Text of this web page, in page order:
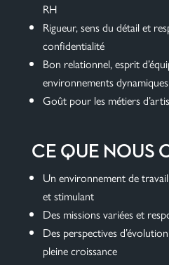
RH
Rigueur, sens du détail et
confidentialité
Bon relationnel, esprit
environnements
Goût pour les métiers
CE QUE NOUS
Un environnement de
et stimulant
Des missions variées et
Des perspectives
pleine croissance